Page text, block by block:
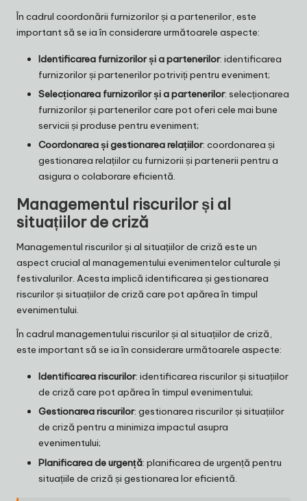
În cadrul coordonării furnizorilor și a partenerilor, este
important să se ia în considerare următoarele aspecte:
Identificarea furnizorilor și a partenerilor: identificarea
furnizorilor și partenerilor potriviți pentru eveniment;
Selecționarea furnizorilor și a partenerilor: selecționarea
furnizorilor și partenerilor care pot oferi cele mai bune
servicii și produse pentru eveniment;
Coordonarea și gestionarea relațiilor: coordonarea și
gestionarea relațiilor cu furnizorii și partenerii pentru a
asigura o colaborare eficientă.
Managementul riscurilor și al
situațiilor de criză
Managementul riscurilor și al situațiilor de criză este un
aspect crucial al managementului evenimentelor culturale și
festivalurilor. Acesta implică identificarea și gestionarea
riscurilor și situațiilor de criză care pot apărea în timpul
evenimentului.
În cadrul managementului riscurilor și al situațiilor de criză,
este important să se ia în considerare următoarele aspecte:
Identificarea riscurilor: identificarea riscurilor și situațiilor
de criză care pot apărea în timpul evenimentului;
Gestionarea riscurilor: gestionarea riscurilor și situațiilor
de criză pentru a minimiza impactul asupra
evenimentului;
Planificarea de urgență: planificarea de urgență pentru
situațiile de criză și gestionarea lor eficientă.